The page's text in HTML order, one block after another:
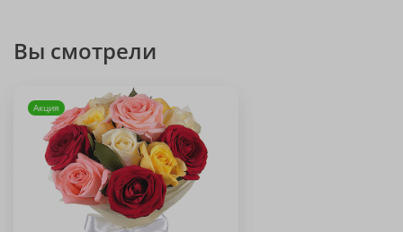
Вы смотрели
Акция